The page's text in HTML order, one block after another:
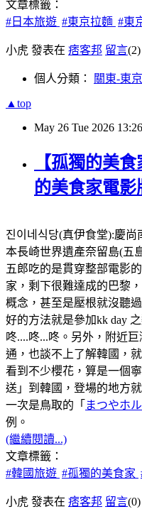
文章標籤：
#日本旅遊 #東京拉麵 #東
小虎 發表在 痞客邦 留言(2)
個人分類： 關東-東
▲top
May 26 Tue 2026 13:26
【孤獨的美
的美食家電
진이네식당(真伊食堂):慶尚
本長崎世界遺產奈留島(五
五郎吃的是貫穿整部電影
家，剩下很難達成的巴黎
概念，甚至是壓根就沒聽
好的方法就是參加kk day
咚....咚...咚。另外，附近
通，也談不上了解韓國，
看到不少櫻花，算是一個
送」到韓國，登場的地方
一次是鳥取的「 まつやホ
例。
(繼續閱讀...)
文章標籤：
#韓國旅遊 #孤獨的美食家
小虎 發表在 痞客邦 留言(0)